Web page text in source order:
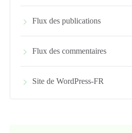
Flux des publications
Flux des commentaires
Site de WordPress-FR